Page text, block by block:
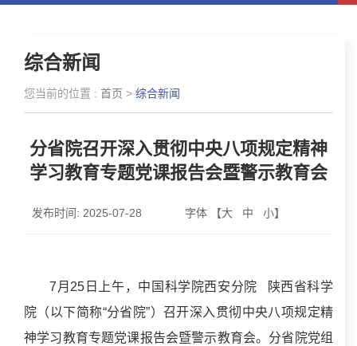
综合新闻
您当前的位置 : 首页 > 综合新闻
分省院召开深入贯彻中央八项规定精神
学习教育专题党课报告会暨警示教育会
发布时间: 2025-07-28 字体 【大 中 小】
7月25日上午，中国科学院西安分院 陕西省科学
院（以下简称“分省院”）召开深入贯彻中央八项规定精
神学习教育专题党课报告会暨警示教育会。分省院党组